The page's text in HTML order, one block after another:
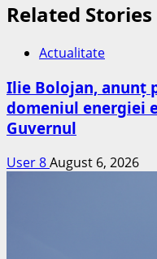
Related Stories
Actualitate
Ilie Bolojan, anunț
domeniul energiei
Guvernul
User 8August 6, 2026